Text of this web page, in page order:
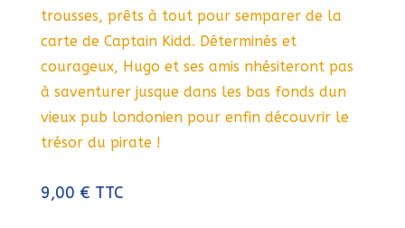
trousses, prêts à tout pour semparer de la
carte de Captain Kidd. Déterminés et
courageux, Hugo et ses amis nhésiteront pas
à saventurer jusque dans les bas fonds dun
vieux pub londonien pour enfin découvrir le
trésor du pirate !
9,00 € TTC